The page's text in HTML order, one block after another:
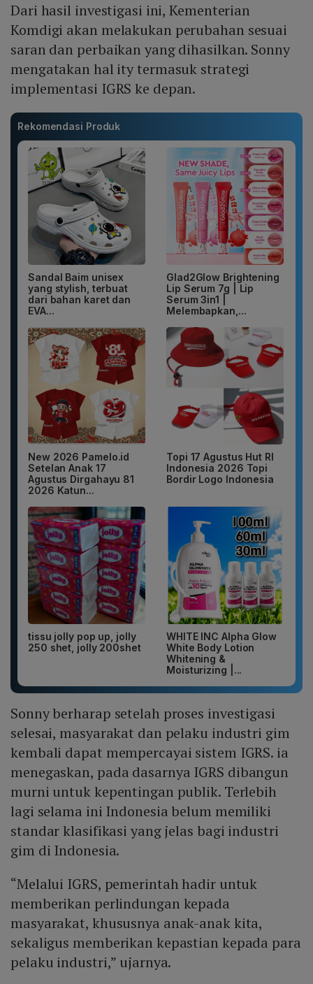
Dari hasil investigasi ini, Kementerian
Komdigi akan melakukan perubahan sesuai
saran dan perbaikan yang dihasilkan. Sonny
mengatakan hal ity termasuk strategi
implementasi IGRS ke depan.
Rekomendasi Produk
Sandal Baim unisex
yang stylish, terbuat
dari bahan karet dan
EVA...
Glad2Glow Brightening
Lip Serum 7g | Lip
Serum 3in1 |
Melembapkan,...
New 2026 Pamelo.id
Setelan Anak 17
Agustus Dirgahayu 81
2026 Katun...
Topi 17 Agustus Hut RI
Indonesia 2026 Topi
Bordir Logo Indonesia
tissu jolly pop up, jolly
250 shet, jolly 200shet
WHITE INC Alpha Glow
White Body Lotion
Whitening &
Moisturizing |...
Sonny berharap setelah proses investigasi
selesai, masyarakat dan pelaku industri gim
kembali dapat mempercayai sistem IGRS. ia
menegaskan, pada dasarnya IGRS dibangun
murni untuk kepentingan publik. Terlebih
lagi selama ini Indonesia belum memiliki
standar klasifikasi yang jelas bagi industri
gim di Indonesia.
“Melalui IGRS, pemerintah hadir untuk
memberikan perlindungan kepada
masyarakat, khususnya anak-anak kita,
sekaligus memberikan kepastian kepada para
pelaku industri,” ujarnya.